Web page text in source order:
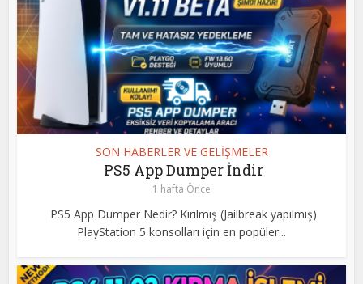
SON HABERLER VE GELİŞMELER
PS5 App Dumper İndir
1 hafta Önce
PS5 App Dumper Nedir? Kırılmış (Jailbreak yapılmış)
PlayStation 5 konsolları için en popüler...